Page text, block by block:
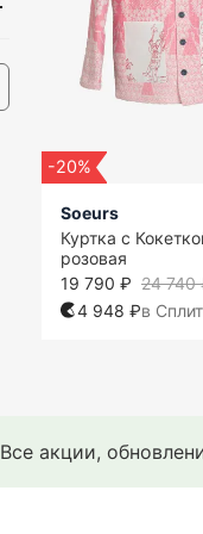
-20%
Soeurs
Куртка с
розовая
24 740
19 790 ₽
4 948 ₽в Сплит
Все акции,